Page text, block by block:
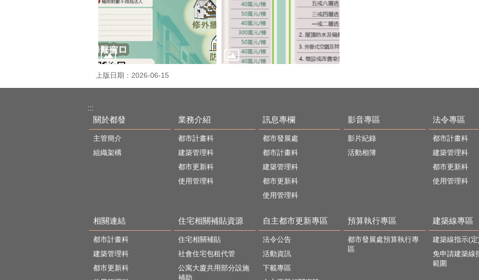
上版日期：2026-06-15
:::
關於都發
主管簡介
組織架構
業務介紹
都市計畫科
建築管理科
都市更新科
使用管理科
訊息專欄
都市發展處
都市計畫科
建築管理科
都市更新科
使用管理科
影音專區
影片紀錄
活動相簿
法令專區
都市計畫科
建築管理科
都市更新科
使用管理科
相關連結
都市計畫科
建築管理科
都市更新科
住宅相關補貼資源
住宅相關補貼
社會住宅包租代管
公寓大廈共用部分設施
補助
自主都市更新專區
法令公告
活動資訊
下載專區
預算執行專區
都市發展處預算執行專
區
建築線專區
建築線指示(
免申請建築線
範圍